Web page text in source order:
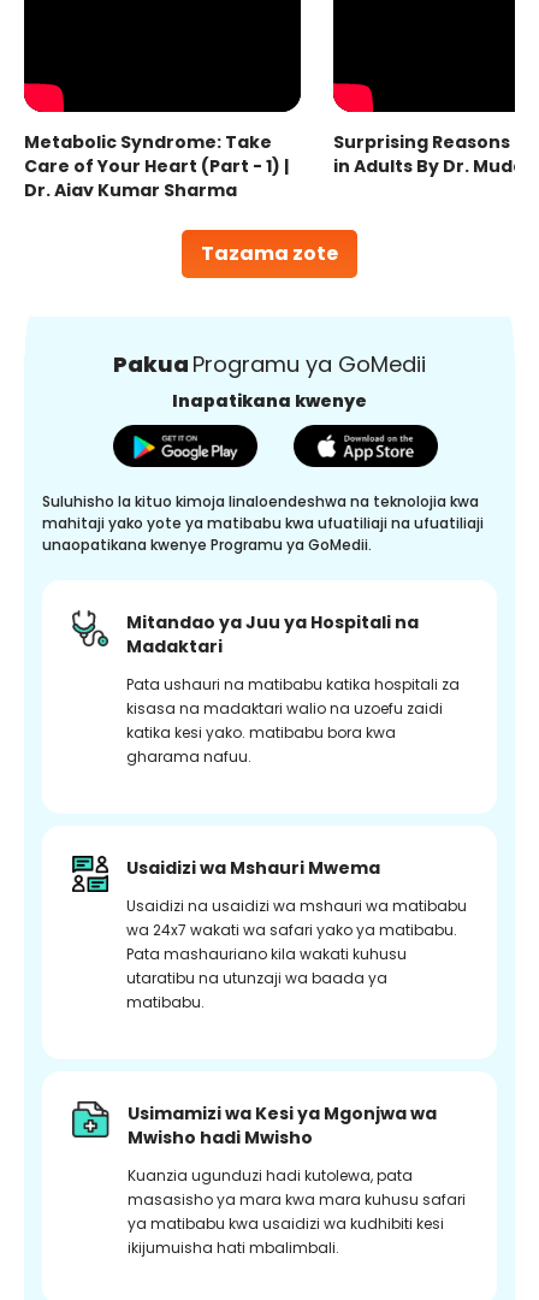
Tazama zote
Metabolic Syndrome: Take
Care of Your Heart (Part - 1) |
Dr. Ajay Kumar Sharma
Surprising Reasons
in Adults By Dr.
Pakua Programu ya GoMedii
Inapatikana kwenye
Suluhisho la kituo kimoja linaloendeshwa na teknolojia kwa
mahitaji yako yote ya matibabu kwa ufuatiliaji na ufuatiliaji
unaopatikana kwenye Programu ya GoMedii.
Mitandao ya Juu ya Hospitali na
Madaktari
Pata ushauri na matibabu katika hospitali za
kisasa na madaktari walio na uzoefu zaidi
katika kesi yako. matibabu bora kwa
gharama nafuu.
Usaidizi wa Mshauri Mwema
Usaidizi na usaidizi wa mshauri wa matibabu
wa 24x7 wakati wa safari yako ya matibabu.
Pata mashauriano kila wakati kuhusu
utaratibu na utunzaji wa baada ya
matibabu.
Usimamizi wa Kesi ya Mgonjwa wa
Mwisho hadi Mwisho
Kuanzia ugunduzi hadi kutolewa, pata
masasisho ya mara kwa mara kuhusu safari
ya matibabu kwa usaidizi wa kudhibiti kesi
ikijumuisha hati mbalimbali.